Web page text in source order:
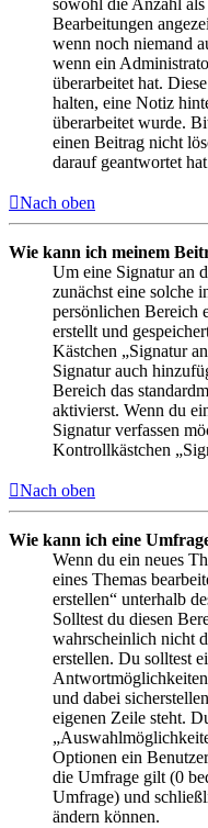
sowohl die Anzahl
Bearbeitungen
wenn noch niemand
wenn ein
überarbeitet hat.
halten, eine Notiz
überarbeitet wurde.
einen Beitrag nicht
darauf geantwortet
Nach oben
Wie kann ich meinem
Um eine Signatur an
zunächst eine solche
persönlichen Bereich
erstellt und
Kästchen „Signatur
Signatur auch
Bereich das
aktivierst. Wenn du
Signatur verfassen
Kontrollkästchen
Nach oben
Wie kann ich eine
Wenn du ein neues
eines Themas
erstellen“ unterhalb
Solltest du diesen
wahrscheinlich nicht
erstellen. Du solltest
und dabei
eigenen Zeile steht.
Optionen ein
die Umfrage gilt (0
Umfrage) und
ändern können.